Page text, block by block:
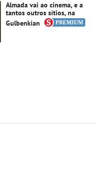
Almada vai ao cinema, e a
tantos outros sítios, na
Gulbenkian